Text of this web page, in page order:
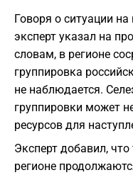
Говоря о ситуации
эксперт указал на
словам, в регионе
группировка
не наблюдается.
группировки может
ресурсов для
Эксперт добавил,
регионе